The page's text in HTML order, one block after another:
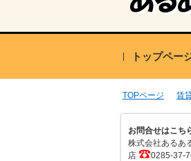
トップペー
TOPページ 賃
お問合せはこち
株式会社ある
店
0285-37-